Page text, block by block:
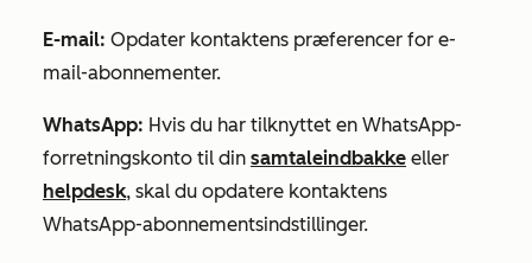
E-mail: Opdater kontaktens præferencer for e-
mail-abonnementer.
WhatsApp: Hvis du har tilknyttet en WhatsApp-
forretningskonto til din samtaleindbakke eller
helpdesk, skal du opdatere kontaktens
WhatsApp-abonnementsindstillinger.